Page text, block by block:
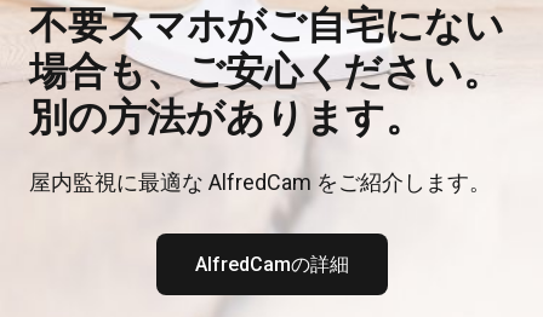
不要スマホがご自宅にない
場合も、ご安心ください。
別の方法があります。
屋内監視に最適な AlfredCam をご紹介します。
AlfredCamの詳細